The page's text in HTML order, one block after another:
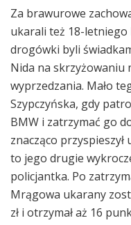
Za brawurowe
ukarali też 18-letniego
drogówki byli
Nida na skrzyżowaniu
wyprzedzania. Mało
Szypczyńska, gdy
BMW i zatrzymać go
znacząco
to jego drugie
policjantka. Po
Mrągowa ukarany
zł i otrzymał aż 16